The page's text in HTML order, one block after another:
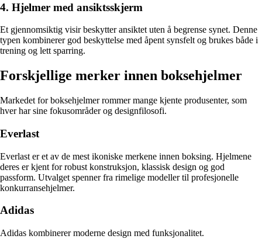
4. Hjelmer med ansiktsskjerm
Et gjennomsiktig visir beskytter ansiktet uten å begrense synet. Denne
typen kombinerer god beskyttelse med åpent synsfelt og brukes både i
trening og lett sparring.
Forskjellige merker innen boksehjelmer
Markedet for boksehjelmer rommer mange kjente produsenter, som
hver har sine fokusområder og designfilosofi.
Everlast
Everlast er et av de mest ikoniske merkene innen boksing. Hjelmene
deres er kjent for robust konstruksjon, klassisk design og god
passform. Utvalget spenner fra rimelige modeller til profesjonelle
konkurransehjelmer.
Adidas
Adidas kombinerer moderne design med funksjonalitet.